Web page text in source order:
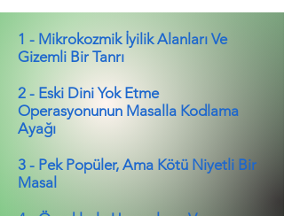
1 - Mikrokozmik İyilik Alanları Ve
Gizemli Bir Tanrı
2 - Eski Dini Yok Etme
Operasyonunun Masalla Kodlama
Ayağı
3 - Pek Popüler, Ama Kötü Niyetli Bir
Masal